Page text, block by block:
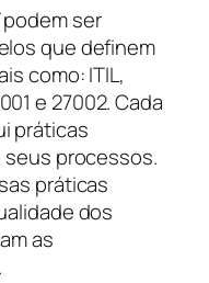
ser
que definem
como: ITIL,
e 27002. Cada
práticas
processos.
práticas
dos
as